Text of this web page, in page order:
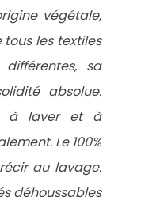
végétale,
les textiles
sa
absolue.
à laver et à
Le 100%
au lavage.
déhoussables